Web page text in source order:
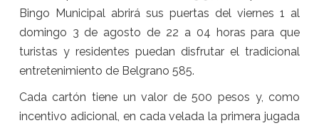
Bingo Municipal abrirá sus puertas del viernes 1 al
domingo 3 de agosto de 22 a 04 horas para que
turistas y residentes puedan disfrutar el tradicional
entretenimiento de Belgrano 585.
Cada cartón tiene un valor de 500 pesos y, como
incentivo adicional, en cada velada la primera jugada